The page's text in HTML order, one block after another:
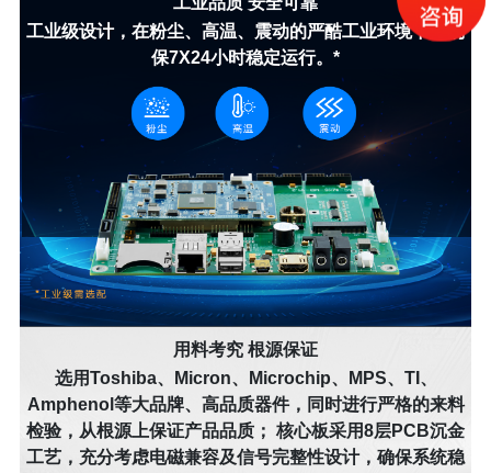
工业级设计，在粉尘、高温、震动的严酷工业环境下，确
保7X24小时稳定运行。*
用料考究 根源保证
选用Toshiba、Micron、Microchip、MPS、TI、
Amphenol等大品牌、高品质器件，同时进行严格的来料
检验，从根源上保证产品品质； 核心板采用8层PCB沉金
工艺，充分考虑电磁兼容及信号完整性设计，确保系统稳